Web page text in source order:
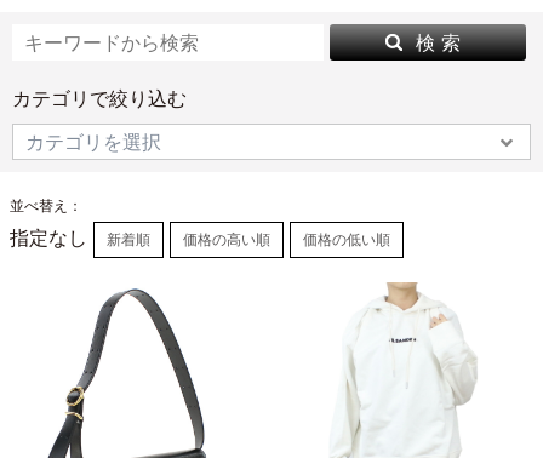
検 索
カテゴリで絞り込む
並べ替え：
指定なし 新着順 価格の高い順 価格の低い順